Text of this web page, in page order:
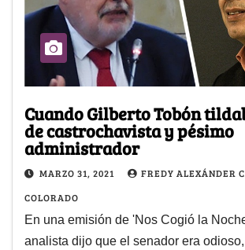
Cuando Gilberto Tobón
de castrochavista y pésimo
administrador
MARZO 31, 2021
FREDY ALEXÁNDER
COLORADO
En una emisión de 'Nos Cogió la
analista dijo que el senador era